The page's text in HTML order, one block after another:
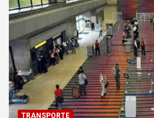
TRANSPORTE